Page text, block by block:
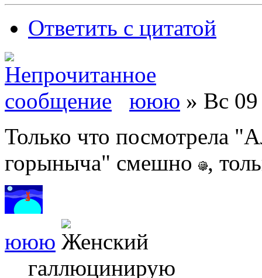
Ответить с цитатой
ююю » Вс
Только что посмотрела
горыныча" смешно
,
ююю
галлюцинирую